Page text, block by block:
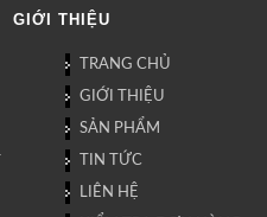
GIỚI THIỆU
TRANG CHỦ
GIỚI THIỆU
SẢN PHẨM
TIN TỨC
LIÊN HỆ